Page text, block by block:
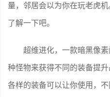
量，邻居会以为你在玩老虎
了解一下吧。
超维进化，一款暗黑像
种怪物来获得不同的装备提
各样的装备可以让你使用，